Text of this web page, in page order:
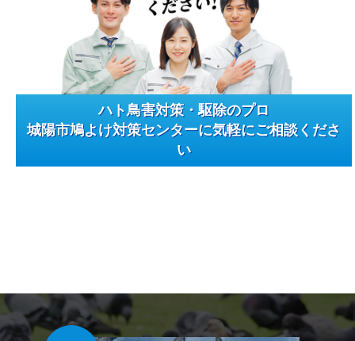
ハト鳥害対策・駆除のプロ
城陽市鳩よけ対策センターに気軽にご相談くださ
い